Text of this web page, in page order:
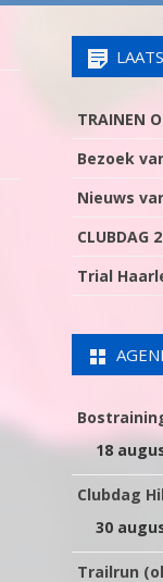
TRAINEN
Bezoek
Nieuws
CLUBDAG
Trial
18
Clubdag
30
Trailrun